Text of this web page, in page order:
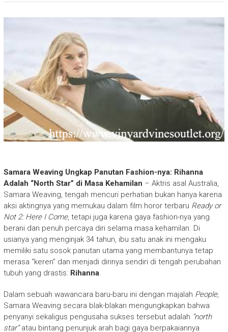
Samara Weaving Ungkap Panutan Fashion-nya: Rihanna
Adalah “North Star” di Masa Kehamilan – Aktris asal Australia,
Samara Weaving, tengah mencuri perhatian bukan hanya karena
aksi aktingnya yang memukau dalam film horor terbaru Ready or
Not 2: Here I Come, tetapi juga karena gaya fashion-nya yang
berani dan penuh percaya diri selama masa kehamilan. Di
usianya yang menginjak 34 tahun, ibu satu anak ini mengaku
memiliki satu sosok panutan utama yang membantunya tetap
merasa “keren” dan menjadi dirinya sendiri di tengah perubahan
tubuh yang drastis: Rihanna.
Dalam sebuah wawancara baru-baru ini dengan majalah People,
Samara Weaving secara blak-blakan mengungkapkan bahwa
penyanyi sekaligus pengusaha sukses tersebut adalah “north
star”atau bintang penunjuk arah bagi gaya berpakaiannya